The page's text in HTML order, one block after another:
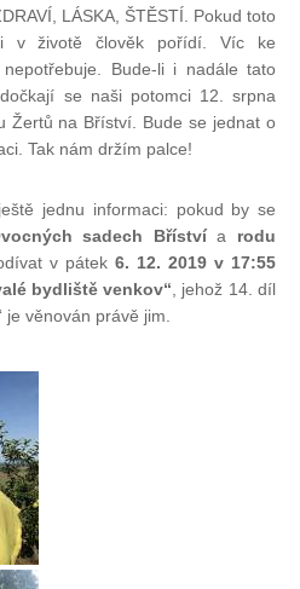
LÁSKA, ŠTĚSTÍ. Pokud toto
v životě člověk pořídí. Víc ke
Bude-li i nadále tato
dočkají se naši potomci 12. srpna
Žertů na Bříství. Bude se jednat o
Tak nám držím palce!
jednu informaci: pokud by se
sadech Břístvía rodu
v pátek 6. 12. 2019 v 17:55
bydliště venkov“ , jehož 14. díl
je věnován právě jim.